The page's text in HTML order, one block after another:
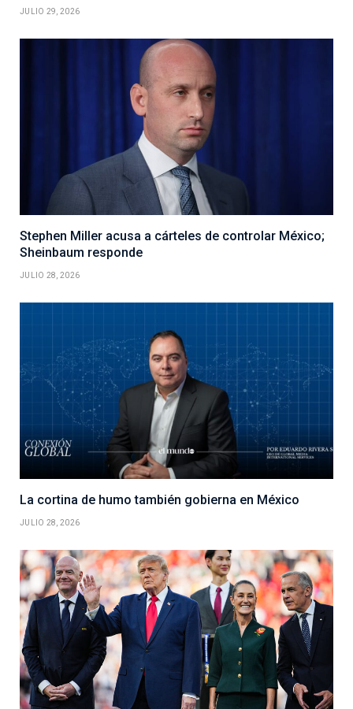
JULIO 29, 2026
Stephen Miller acusa a cárteles de controlar México;
Sheinbaum responde
JULIO 28, 2026
La cortina de humo también gobierna en México
JULIO 28, 2026